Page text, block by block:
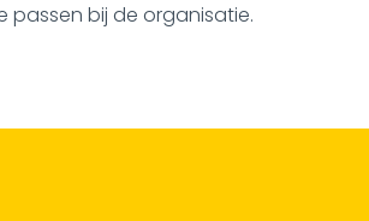
passen bij de organisatie.